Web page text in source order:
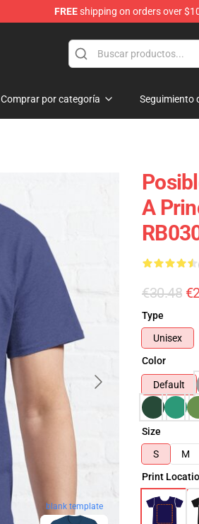
FREEshipping on orders over
Comprar por categoría Seguimiento
blank template
A
€30.48
Type
Unisex
Color
Default
Size
S
M
Print